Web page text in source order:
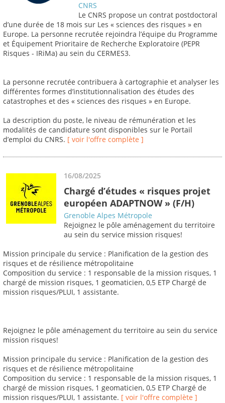
CNRS
Le CNRS propose un contrat postdoctoral
d’une durée de 18 mois sur Les « sciences des risques » en
Europe. La personne recrutée rejoindra l’équipe du Programme
et Équipement Prioritaire de Recherche Exploratoire (PEPR
Risques - IRiMa) au sein du CERMES3.
La personne recrutée contribuera à cartographie et analyser les
différentes formes d’institutionnalisation des études des
catastrophes et des « sciences des risques » en Europe.
La description du poste, le niveau de rémunération et les
modalités de candidature sont disponibles sur le Portail
d’emploi du CNRS. [ voir l'offre complète ]
16/08/2025
Chargé d’études « risques projet
européen ADAPTNOW » (F/H)
Grenoble Alpes Métropole
Rejoignez le pôle aménagement du territoire
au sein du service mission risques!
Mission principale du service : Planification de la gestion des
risques et de résilience métropolitaine
Composition du service : 1 responsable de la mission risques, 1
chargé de mission risques, 1 geomaticien, 0,5 ETP Chargé de
mission risques/PLUI, 1 assistante.
Rejoignez le pôle aménagement du territoire au sein du service
mission risques!
Mission principale du service : Planification de la gestion des
risques et de résilience métropolitaine
Composition du service : 1 responsable de la mission risques, 1
chargé de mission risques, 1 geomaticien, 0,5 ETP Chargé de
mission risques/PLUI, 1 assistante. [ voir l'offre complète ]